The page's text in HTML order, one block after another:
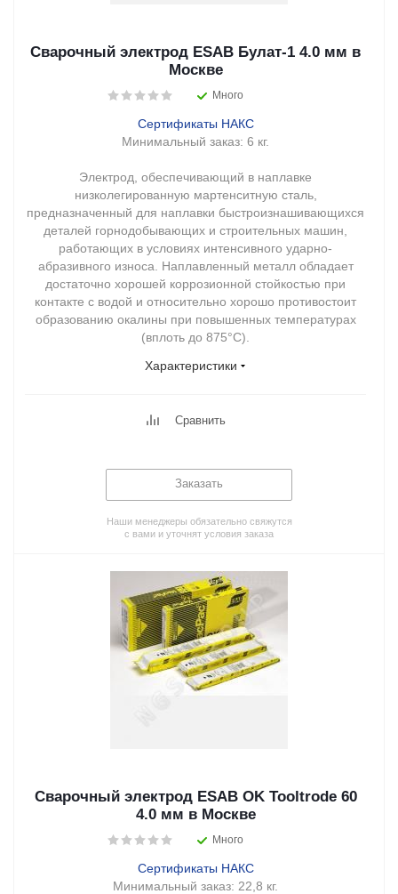
Сварочный электрод ESAB Булат-1 4.0 мм в
Москве
Много
Сертификаты НАКС
Минимальный заказ: 6 кг.
Электрод, обеспечивающий в наплавке
низколегированную мартенситную сталь,
предназначенный для наплавки быстроизнашивающихся
деталей горнодобывающих и строительных машин,
работающих в условиях интенсивного ударно-
абразивного износа. Наплавленный металл обладает
достаточно хорошей коррозионной стойкостью при
контакте с водой и относительно хорошо противостоит
образованию окалины при повышенных температурах
(вплоть до 875°С).
Характеристики
Сравнить
Заказать
Наши менеджеры обязательно свяжутся
с вами и уточнят условия заказа
Сварочный электрод ESAB OK Tooltrode 60
4.0 мм в Москве
Много
Сертификаты НАКС
Минимальный заказ: 22,8 кг.